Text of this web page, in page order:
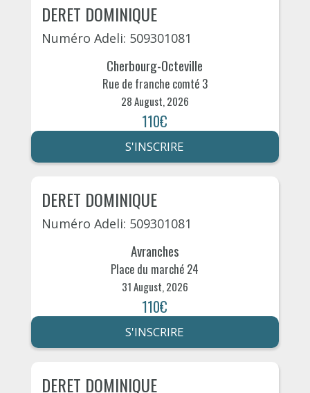
DERET DOMINIQUE
Numéro Adeli: 509301081
Cherbourg-Octeville
Rue de franche comté 3
28 August, 2026
110€
S'INSCRIRE
DERET DOMINIQUE
Numéro Adeli: 509301081
Avranches
Place du marché 24
31 August, 2026
110€
S'INSCRIRE
DERET DOMINIQUE